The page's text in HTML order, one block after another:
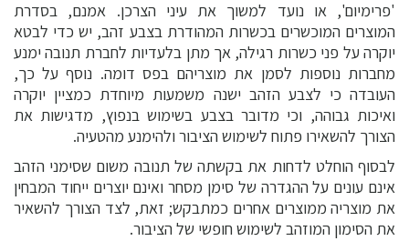
'פרימיום', או נועד למשוך את עיני הצרכן. אמנם, בסדרת
המוצרים המוכשרים בכשרות המהודרת בצבע זהב, יש כדי לבטא
יוקרה על פני כשרות רגילה, אך מתן בלעדיות לחברת תנובה ימנע
מחברות נוספות לסמן את מוצריהם בפס דומה. נוסף על כך,
העובדה כי לצבע הזהב ישנה משמעות מיוחדת כמציין יוקרה
ואיכות גבוהה, וכי מדובר בצבע בשימוש בנפוץ, מדגישות את
הצורך להשאירו פתוח לשימוש הציבור ולהימנע מהטעיה.
לבסוף הוחלט לדחות את בקשתה של תנובה משום שסימני הזהב
אינם עונים על ההגדרה של סימן מסחר ואינם יוצרים ייחוד המבחין
את מוצריה ממוצרים אחרים כמתבקש; זאת, לצד הצורך להשאיר
את הסימון המוזהב לשימוש חופשי של הציבור.